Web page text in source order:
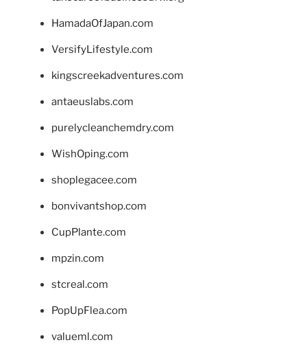
HamadaOfJapan.com
VersifyLifestyle.com
kingscreekadventures.com
antaeuslabs.com
purelycleanchemdry.com
WishOping.com
shoplegacee.com
bonvivantshop.com
CupPlante.com
mpzin.com
stcreal.com
PopUpFlea.com
valueml.com